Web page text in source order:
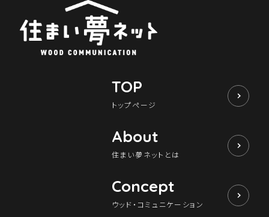
TOP
トップページ
About
住まい夢ネットとは
Concept
ウッド・コミュニケーション